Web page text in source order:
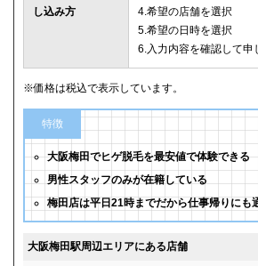
し込み方
4.希望の店舗を選択
5.希望の日時を選択
6.入力内容を確認して申
※価格は税込で表示しています。
特徴
大阪梅田でヒゲ脱毛を最安値で体験できる
男性スタッフのみが在籍している
梅田店は平日21時までだから仕事帰りにも
大阪梅田駅周辺エリアにある店舗